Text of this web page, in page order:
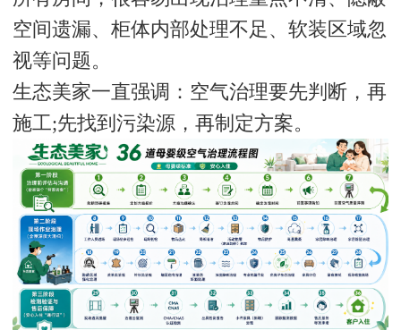
空间遗漏、柜体内部处理不足、软装区域忽
视等问题。
生态美家一直强调：空气治理要先判断，再
施工;先找到污染源，再制定方案。